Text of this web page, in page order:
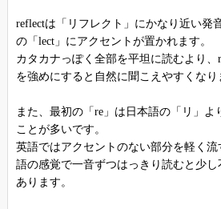
reflectは「リフレクト」にかなり近い発
の「lect」にアクセントが置かれます。
カタカナっぽく全部を平坦に読むより、
を強めにすると自然に聞こえやすくなり
また、最初の「re」は日本語の「リ」よ
ことが多いです。
英語ではアクセントのない部分を軽く
語の感覚で一音ずつはっきり読むと少
あります。